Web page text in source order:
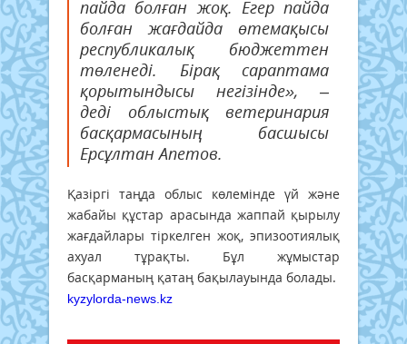
пайда болған жоқ. Егер пайда
болған жағдайда өтемақысы
республикалық бюджеттен
төленеді. Бірақ сараптама
қорытындысы негізінде», –
деді облыстық ветеринария
басқармасының басшысы
Ерсұлтан Апетов.
Қазіргі таңда облыс көлемінде үй және
жабайы құстар арасында жаппай қырылу
жағдайлары тіркелген жоқ, эпизоотиялық
ахуал тұрақты. Бұл жұмыстар
басқарманың қатаң бақылауында болады.
kyzylorda-news.kz